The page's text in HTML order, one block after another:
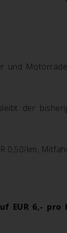
und
der
0,50/km,
EUR 6,-